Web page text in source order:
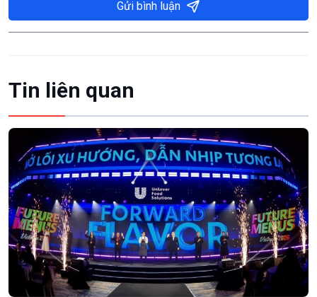
Gửi bình luận
Tin liên quan